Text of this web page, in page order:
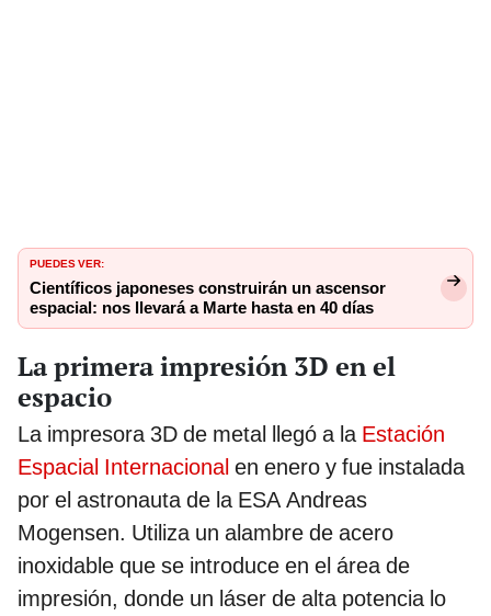
PUEDES VER:
Científicos japoneses construirán un ascensor
espacial: nos llevará a Marte hasta en 40 días
La primera impresión 3D en el
espacio
La impresora 3D de metal llegó a laEstación
Espacial Internacional en enero y fue instalada
por el astronauta de la ESA Andreas
Mogensen. Utiliza un alambre de acero
inoxidable que se introduce en el área de
impresión, donde un láser de alta potencia lo